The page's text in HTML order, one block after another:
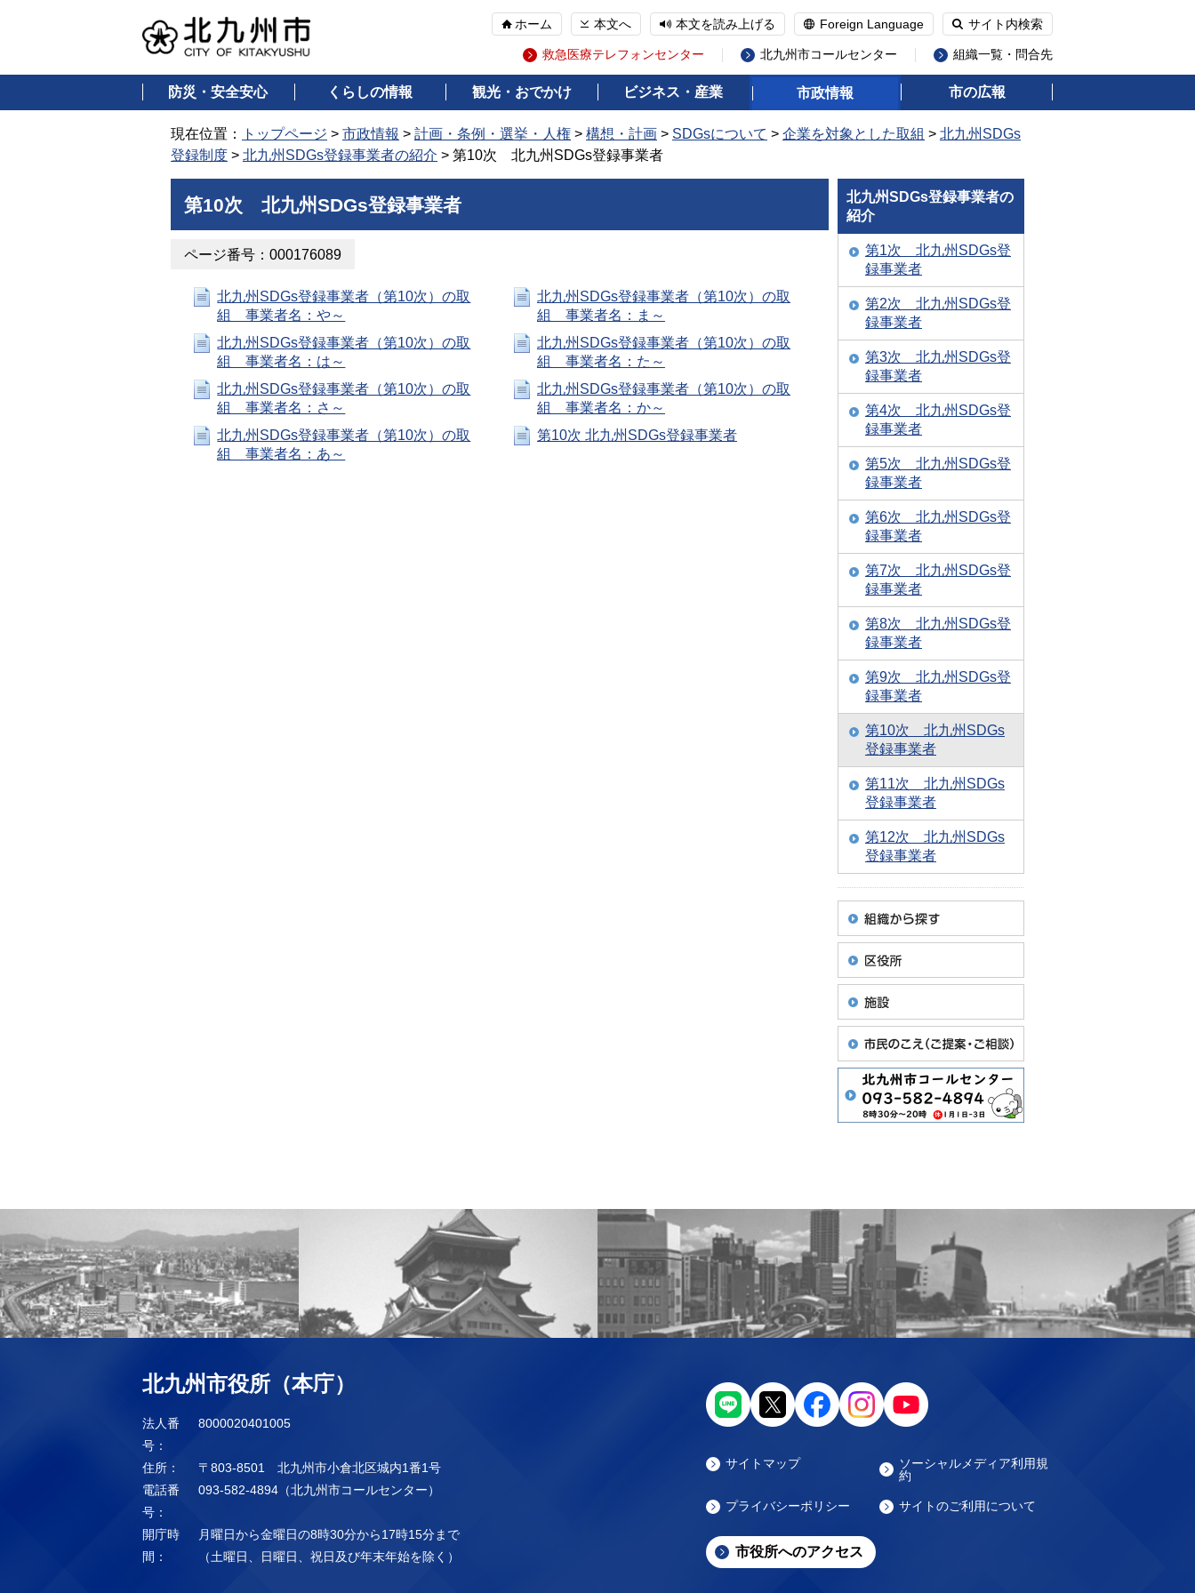
ホーム 本文へ 本文を読み上げる Foreign Language サイト内検索
救急医療テレフォンセンター 北九州市コールセンター 組織一覧・問合先
防災・安全安心 くらしの情報 観光・おでかけ ビジネス・産業 市政情報 市の広報
現在位置： トップページ > 市政情報 > 計画・条例・選挙・人権 > 構想・計画 > SDGsについて > 企業を対象とした取組 > 北九州SDGs
登録制度 > 北九州SDGs登録事業者の紹介 > 第10次 北九州SDGs登録事業者
第10次 北九州SDGs登録事業者
ページ番号：000176089
北九州SDGs登録事業者（第10次）の取
組 事業者名：や～
北九州SDGs登録事業者（第10次）の取
組 事業者名：ま～
北九州SDGs登録事業者（第10次）の取
組 事業者名：は～
北九州SDGs登録事業者（第10次）の取
組 事業者名：た～
北九州SDGs登録事業者（第10次）の取
組 事業者名：さ～
北九州SDGs登録事業者（第10次）の取
組 事業者名：か～
北九州SDGs登録事業者（第10次）の取
組 事業者名：あ～
第10次 北九州SDGs登録事業者
北九州SDGs登録事業者の
紹介
第1次 北九州SDGs登
録事業者
第2次 北九州SDGs登
録事業者
第3次 北九州SDGs登
録事業者
第4次 北九州SDGs登
録事業者
第5次 北九州SDGs登
録事業者
第6次 北九州SDGs登
録事業者
第7次 北九州SDGs登
録事業者
第8次 北九州SDGs登
録事業者
第9次 北九州SDGs登
録事業者
第10次 北九州SDGs
登録事業者
第11次 北九州SDGs
登録事業者
第12次 北九州SDGs
登録事業者
北九州市役所（本庁）
法人番
号：
8000020401005
住所：
〒803-8501 北九州市小倉北区城内1番1号
電話番
号：
093-582-4894（北九州市コールセンター）
開庁時
間：
月曜日から金曜日の8時30分から17時15分まで
（土曜日、日曜日、祝日及び年末年始を除く）
サイトマップ
ソーシャルメディア利用規
約
プライバシーポリシー サイトのご利用について
市役所へのアクセス